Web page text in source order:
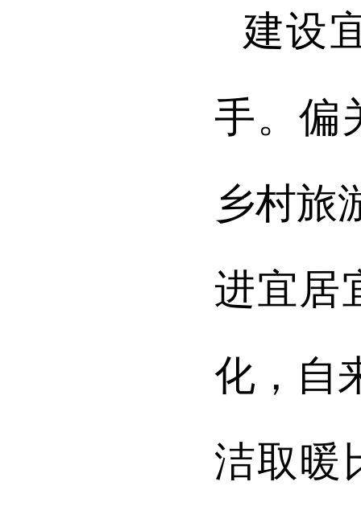
建设
手。偏
乡村旅
进宜居
化，自
洁取暖